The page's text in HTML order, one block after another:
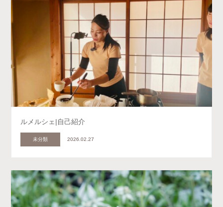
ルメルシェ|自己紹介
未分類 2026.02.27